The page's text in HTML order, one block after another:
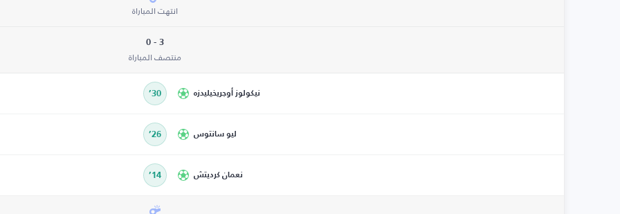
انتهت المباراة
3 - 0
منتصف المباراة
نيكولوز أوجريخيليدزه 30’
ليو سانتوس 26’
نعمان كرديتش 14’